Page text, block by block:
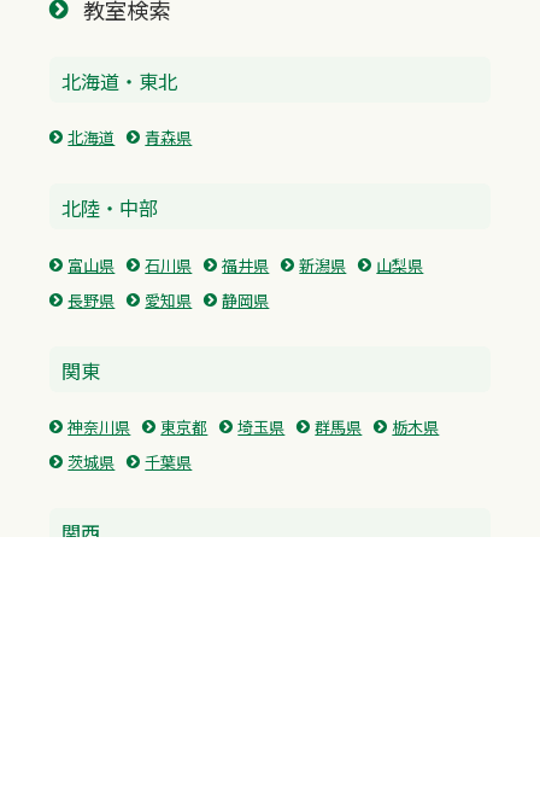
教室検索
北海道・東北
北海道 青森県
北陸・中部
富山県 石川県 福井県 新潟県
山梨県
長野県
愛知県 静岡県
関東
神奈川県 東京都 埼玉県 群馬県
栃木県
茨城県
千葉県
関西